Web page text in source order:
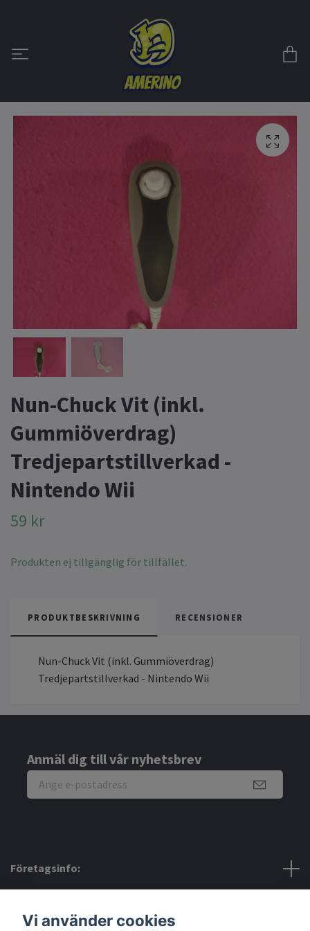
Nun-Chuck Vit (inkl.
Gummiöverdrag)
Tredjepartstillverkad -
Nintendo Wii
59 kr
Produkten ej tillgänglig för tillfället.
PRODUKTBESKRIVNING RECENSIONER
Nun-Chuck Vit (inkl. Gummiöverdrag)
Tredjepartstillverkad - Nintendo Wii
Anmäl dig till vår nyhetsbrev
Företagsinfo:
Vi använder cookies